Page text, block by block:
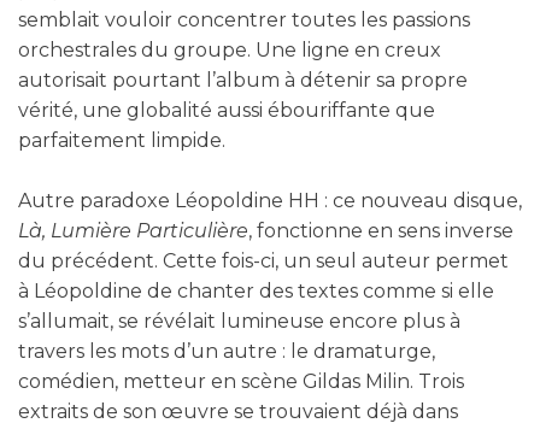
semblait vouloir concentrer toutes les passions
orchestrales du groupe. Une ligne en creux
autorisait pourtant l’album à détenir sa propre
vérité, une globalité aussi ébouriffante que
parfaitement limpide.
Autre paradoxe Léopoldine HH : ce nouveau disque,
Là, Lumière Particulière, fonctionne en sens inverse
du précédent. Cette fois-ci, un seul auteur permet
à Léopoldine de chanter des textes comme si elle
s’allumait, se révélait lumineuse encore plus à
travers les mots d’un autre : le dramaturge,
comédien, metteur en scène Gildas Milin. Trois
extraits de son œuvre se trouvaient déjà dans